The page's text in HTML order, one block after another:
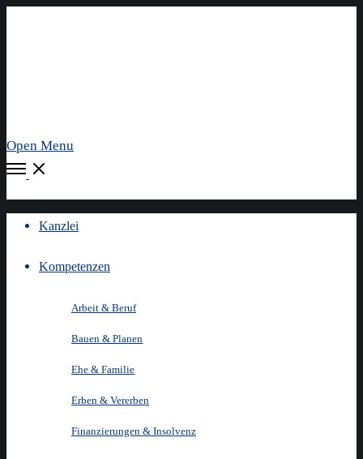
Open Menu
Kanzlei
Kompetenzen
Arbeit & Beruf
Bauen & Planen
Ehe & Familie
Erben & Vererben
Finanzierungen & Insolvenz